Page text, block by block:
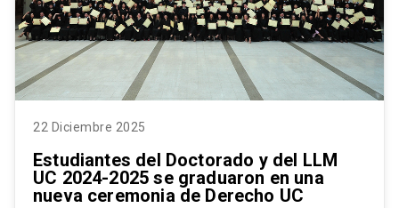
22 Diciembre 2025
Estudiantes del Doctorado y del LLM
UC 2024-2025 se graduaron en una
nueva ceremonia de Derecho UC